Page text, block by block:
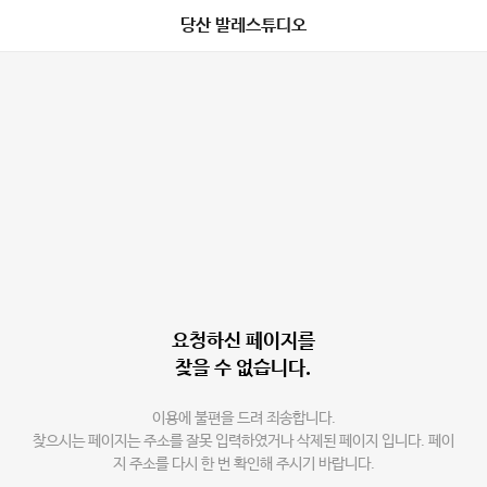
당산 발레스튜디오
요청하신 페이지를
찾을 수 없습니다.
이용에 불편을 드려 죄송합니다.
찾으시는 페이지는 주소를 잘못 입력하였거나 삭제된 페이지 입니다. 페이
지 주소를 다시 한 번 확인해 주시기 바랍니다.